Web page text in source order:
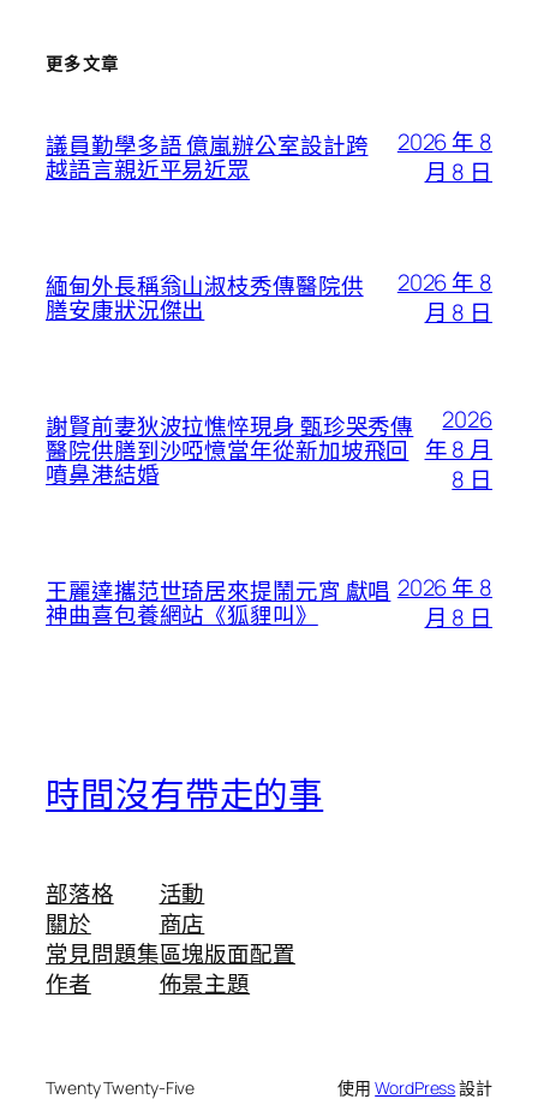
更多文章
議員勤學多語 億嵐辦公室設計跨
越語言親近平易近眾
2026 年 8
月 8 日
緬甸外長稱翁山淑枝秀傳醫院供
膳安康狀況傑出
2026 年 8
月 8 日
謝賢前妻狄波拉憔悴現身 甄珍哭秀傳
醫院供膳到沙啞憶當年從新加坡飛回
噴鼻港結婚
2026
年 8 月
8 日
王麗達攜范世琦居來提鬧元宵 獻唱
神曲喜包養網站《狐貍叫》
2026 年 8
月 8 日
時間沒有帶走的事
部落格
關於
常見問題集
作者
活動
商店
區塊版面配置
佈景主題
Twenty Twenty-Five 使用WordPress設計